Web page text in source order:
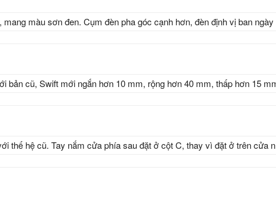
màu sơn đen. Cụm đèn pha góc cạnh hơn, đèn định vị ban
cũ, Swift mới ngắn hơn 10 mm, rộng hơn 40 mm, thấp hơn 15
thế hệ cũ. Tay nắm cửa phía sau đặt ở cột C, thay vì đặt ở trên cửa